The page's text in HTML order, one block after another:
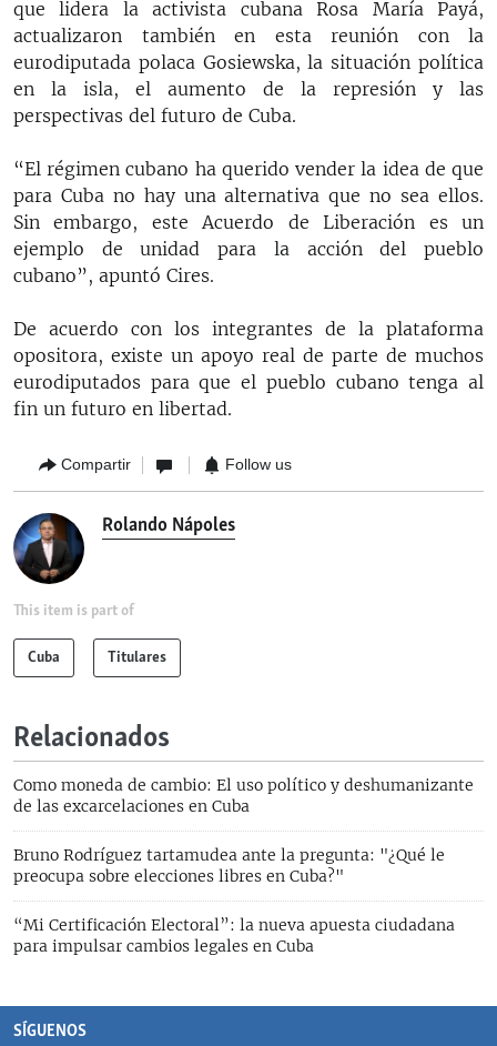
que lidera la activista cubana Rosa María Payá,
actualizaron también en esta reunión con la
eurodiputada polaca Gosiewska, la situación política
en la isla, el aumento de la represión y las
perspectivas del futuro de Cuba.
“El régimen cubano ha querido vender la idea de que
para Cuba no hay una alternativa que no sea ellos.
Sin embargo, este Acuerdo de Liberación es un
ejemplo de unidad para la acción del pueblo
cubano”, apuntó Cires.
De acuerdo con los integrantes de la plataforma
opositora, existe un apoyo real de parte de muchos
eurodiputados para que el pueblo cubano tenga al
fin un futuro en libertad.
Compartir Follow us
Rolando Nápoles
This item is part of
Cuba Titulares
Relacionados
Como moneda de cambio: El uso político y deshumanizante
de las excarcelaciones en Cuba
Bruno Rodríguez tartamudea ante la pregunta: "¿Qué le
preocupa sobre elecciones libres en Cuba?"
“Mi Certificación Electoral”: la nueva apuesta ciudadana
para impulsar cambios legales en Cuba
SÍGUENOS